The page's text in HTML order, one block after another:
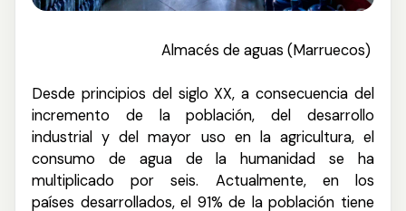
Almacés de aguas (Marruecos)
Desde principios del siglo XX, a consecuencia del
incremento de la población, del desarrollo
industrial y del mayor uso en la agricultura, el
consumo de agua de la humanidad se ha
multiplicado por seis. Actualmente, en los
países desarrollados, el 91% de la población tiene